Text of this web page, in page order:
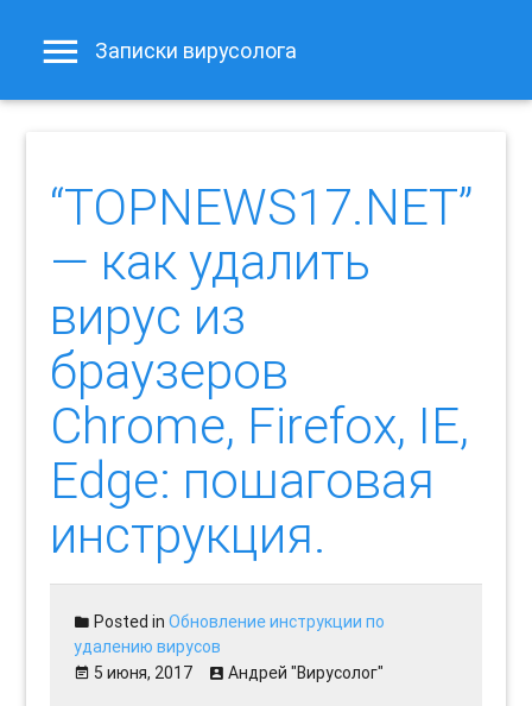
Записки вирусолога
“TOPNEWS17.NET”
— как удалить
вирус из
браузеров
Chrome, Firefox, IE,
Edge: пошаговая
инструкция.
Posted inОбновление инструкции по
удалению вирусов
5 июня, 2017
Андрей "Вирусолог"